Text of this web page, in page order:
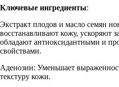
Ключевые ингредиенты:
Экстракт плодов и масло семян
восстанавливают кожу, ускоряют
обладают антиоксидантными и
свойствами.
Аденозин: Уменьшает
текстуру кожи.